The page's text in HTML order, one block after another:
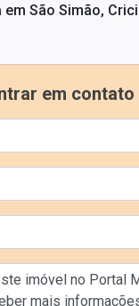
São Simão,
em contato